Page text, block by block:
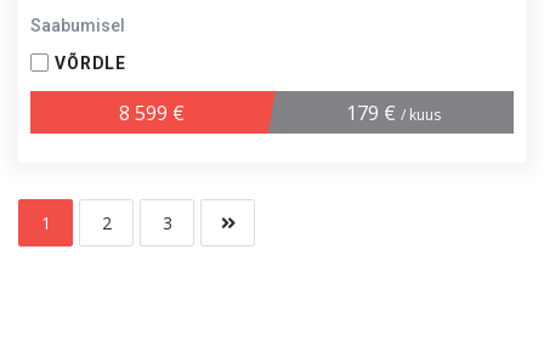
Saabumisel
VÕRDLE
8 599 € 179 € / kuus
1 2 3